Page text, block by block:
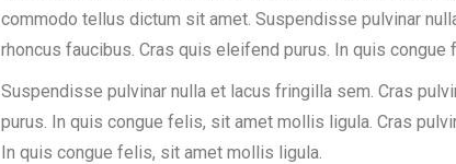
commodo tellus dictum sit amet. Suspendisse pulvinar
rhoncus faucibus. Cras quis eleifend purus. In quis
Suspendisse pulvinar nulla et lacus fringilla sem. Cras
purus. In quis congue felis, sit amet mollis ligula. Cras
In quis congue felis, sit amet mollis ligula.